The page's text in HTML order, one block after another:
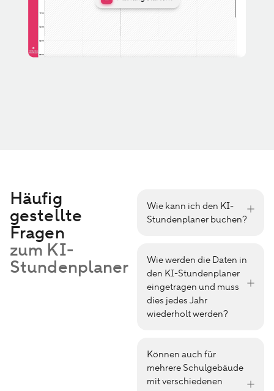
Häufig
gestellte
Fragen
zum KI-
Stundenplaner
Wie kann ich den KI-
Stundenplaner buchen?
Wie werden die Daten in
den KI-Stundenplaner
eingetragen und muss
dies jedes Jahr
wiederholt werden?
Können auch für
mehrere Schulgebäude
mit verschiedenen